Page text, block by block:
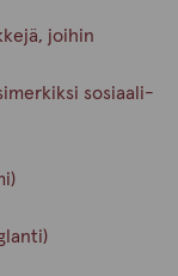
joihin
sosiaali-